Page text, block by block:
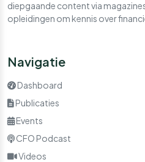
diepgaande content via
opleidingen om kennis over
Navigatie
Dashboard
Publicaties
Events
CFO Podcast
Videos